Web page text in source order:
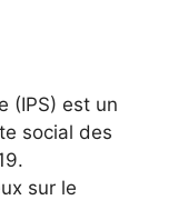
(IPS) est un
social des
sur le